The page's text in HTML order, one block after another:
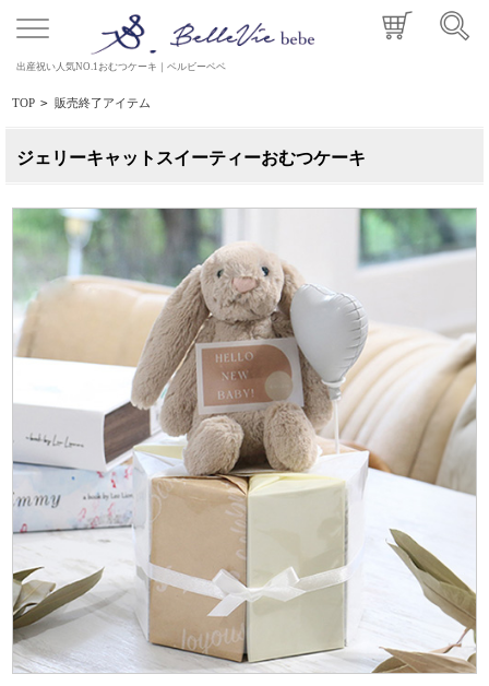
出産祝い人気NO.1おむつケーキ｜ベルビーベベ
TOP > 販売終了アイテム
ジェリーキャットスイーティーおむつケーキ